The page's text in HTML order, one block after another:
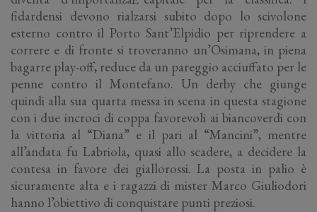
fidardensi devono rialzarsi subito dopo lo scivolone
esterno contro il Porto Sant’Elpidio per riprendere a
correre e di fronte si troveranno un’Osimana, in piena
bagarre play-off, reduce da un pareggio acciuffato per le
penne contro il Montefano. Un derby che giunge
quindi alla sua quarta messa in scena in questa stagione
con i due incroci di coppa favorevoli ai biancoverdi con
la vittoria al “Diana” e il pari al “Mancini”, mentre
all’andata fu Labriola, quasi allo scadere, a decidere la
contesa in favore dei giallorossi. La posta in palio è
sicuramente alta e i ragazzi di mister Marco Giuliodori
hanno l’obiettivo di conquistare punti preziosi.